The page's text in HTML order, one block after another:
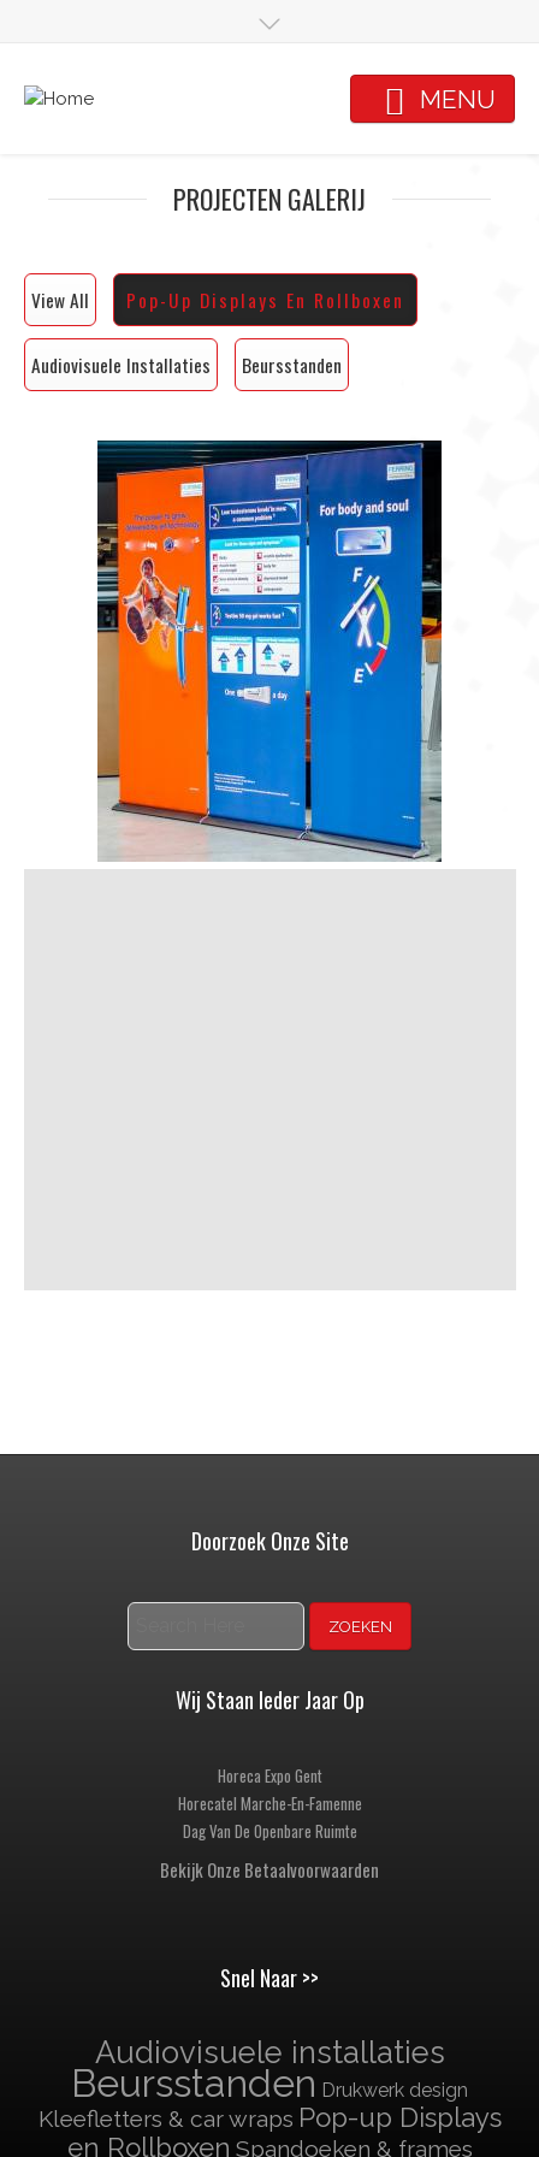
MENU
PROJECTEN GALERIJ
View All Pop-Up Displays En Rollboxen
Audiovisuele Installaties Beursstanden
Doorzoek Onze Site
Wij Staan Ieder Jaar Op
Horeca Expo Gent
Horecatel Marche-En-Famenne
Dag Van De Openbare Ruimte
Bekijk Onze Betaalvoorwaarden
Snel Naar >>
Audiovisuele installaties
Beursstanden Drukwerk design
Kleefletters & car wraps Pop-up Displays
en Rollboxen Spandoeken & frames